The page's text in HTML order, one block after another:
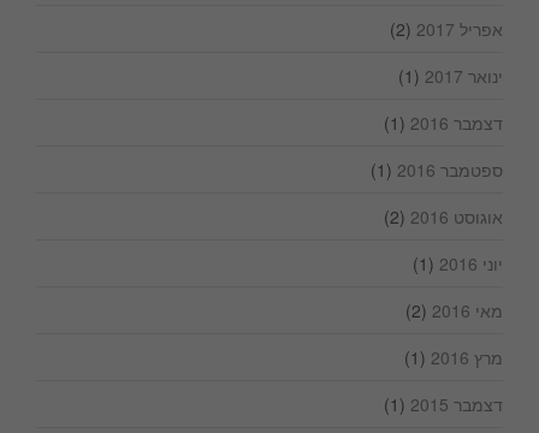
אפריל 2017
(2)
ינואר 2017
(1)
דצמבר 2016
(1)
ספטמבר 2016
(1)
אוגוסט 2016
(2)
יוני 2016
(1)
מאי 2016
(2)
מרץ 2016
(1)
דצמבר 2015
(1)